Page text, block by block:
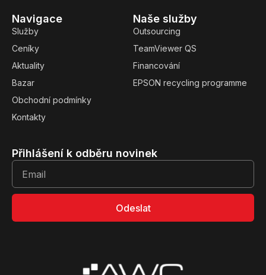
Naše služby
Outsourcing
TeamViewer QS
Financování
EPSON recycling programme
Navigace
Služby
Ceníky
Aktuality
Bazar
Obchodní podmínky
Kontakty
Přihlášení k odběru novinek
Odeslat